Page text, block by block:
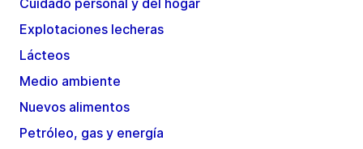
Explotaciones lecheras
Lácteos
Medio ambiente
Nuevos alimentos
Petróleo, gas y energía